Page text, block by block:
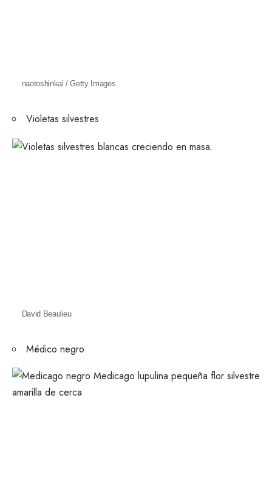
naotoshinkai / Getty Images
Violetas silvestres
David Beaulieu
Médico negro